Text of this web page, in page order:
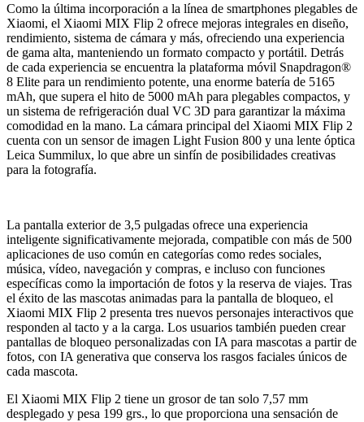
Como la última incorporación a la línea de smartphones plegables de
Xiaomi, el Xiaomi MIX Flip 2 ofrece mejoras integrales en diseño,
rendimiento, sistema de cámara y más, ofreciendo una experiencia
de gama alta, manteniendo un formato compacto y portátil. Detrás
de cada experiencia se encuentra la plataforma móvil Snapdragon®
8 Elite para un rendimiento potente, una enorme batería de 5165
mAh, que supera el hito de 5000 mAh para plegables compactos, y
un sistema de refrigeración dual VC 3D para garantizar la máxima
comodidad en la mano. La cámara principal del Xiaomi MIX Flip 2
cuenta con un sensor de imagen Light Fusion 800 y una lente óptica
Leica Summilux, lo que abre un sinfín de posibilidades creativas
para la fotografía.
La pantalla exterior de 3,5 pulgadas ofrece una experiencia
inteligente significativamente mejorada, compatible con más de 500
aplicaciones de uso común en categorías como redes sociales,
música, vídeo, navegación y compras, e incluso con funciones
específicas como la importación de fotos y la reserva de viajes. Tras
el éxito de las mascotas animadas para la pantalla de bloqueo, el
Xiaomi MIX Flip 2 presenta tres nuevos personajes interactivos que
responden al tacto y a la carga. Los usuarios también pueden crear
pantallas de bloqueo personalizadas con IA para mascotas a partir de
fotos, con IA generativa que conserva los rasgos faciales únicos de
cada mascota.
El Xiaomi MIX Flip 2 tiene un grosor de tan solo 7,57 mm
desplegado y pesa 199 grs., lo que proporciona una sensación de